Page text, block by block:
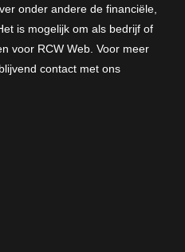
onder andere de financiële,
is mogelijk om als bedrijf of
voor RCW Web. Voor meer
contact met ons